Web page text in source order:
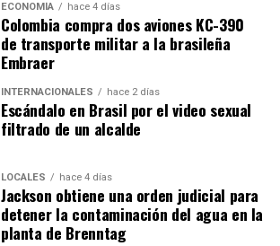
ECONOMÍA hace 4 días
Colombia compra dos aviones KC-390
de transporte militar a la brasileña
Embraer
INTERNACIONALES hace 2 días
Escándalo en Brasil por el video sexual
filtrado de un alcalde
LOCALES hace 4 días
Jackson obtiene una orden judicial para
detener la contaminación del agua en la
planta de Brenntag